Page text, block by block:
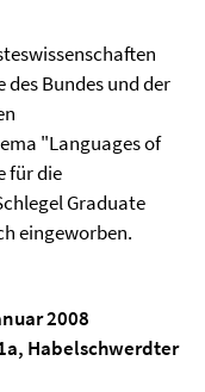
Bundes und der
"Languages of
für die
Graduate
eingeworben.
2008
Habelschwerdter